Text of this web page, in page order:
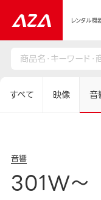
レンタル機
すべて 映像 音
音響
301W～